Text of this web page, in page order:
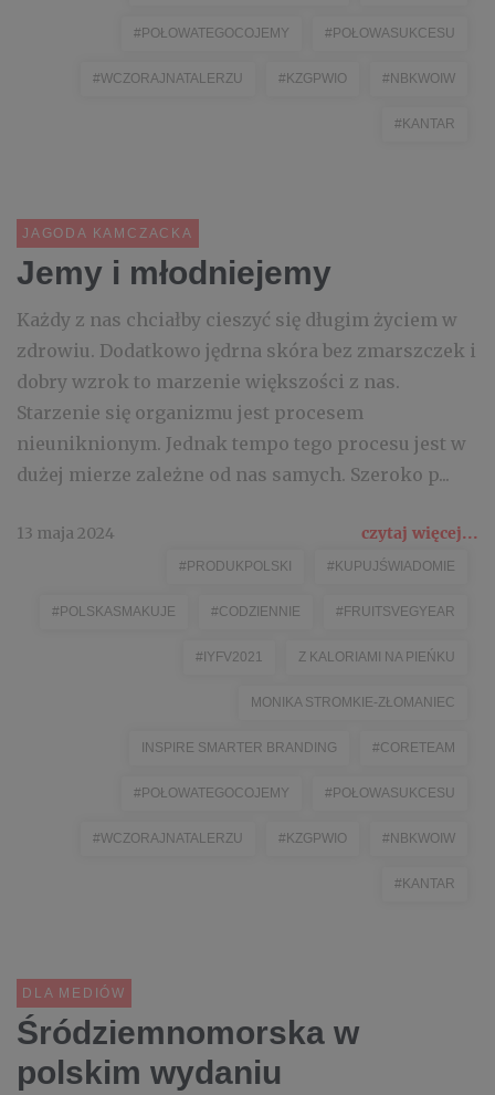
#POŁOWATEGOCOJEMY #POŁOWASUKCESU
#WCZORAJNATALERZU #KZGPWIO #NBKWOIW
#KANTAR
JAGODA KAMCZACKA
Jemy i młodniejemy
Każdy z nas chciałby cieszyć się długim życiem w
zdrowiu. Dodatkowo jędrna skóra bez zmarszczek i
dobry wzrok to marzenie większości z nas.
Starzenie się organizmu jest procesem
nieuniknionym. Jednak tempo tego procesu jest w
dużej mierze zależne od nas samych. Szeroko p...
13 maja 2024 czytaj więcej...
#PRODUKPOLSKI #KUPUJŚWIADOMIE
#POLSKASMAKUJE #CODZIENNIE #FRUITSVEGYEAR
#IYFV2021 Z KALORIAMI NA PIEŃKU
MONIKA STROMKIE-ZŁOMANIEC
INSPIRE SMARTER BRANDING #CORETEAM
#POŁOWATEGOCOJEMY #POŁOWASUKCESU
#WCZORAJNATALERZU #KZGPWIO #NBKWOIW
#KANTAR
DLA MEDIÓW
Śródziemnomorska w
polskim wydaniu